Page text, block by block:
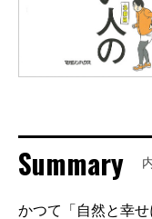
Summary
かつて「自然と幸せ